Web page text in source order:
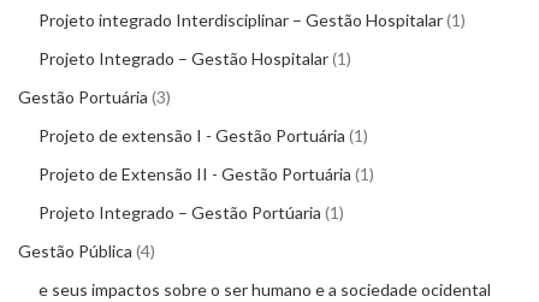
Projeto integrado Interdisciplinar – Gestão Hospitalar 1
Projeto Integrado – Gestão Hospitalar 1
Gestão Portuária 3
Projeto de extensão I - Gestão Portuária 1
Projeto de Extensão II - Gestão Portuária 1
Projeto Integrado – Gestão Portúaria 1
Gestão Pública 4
e seus impactos sobre o ser humano e a sociedade ocidental